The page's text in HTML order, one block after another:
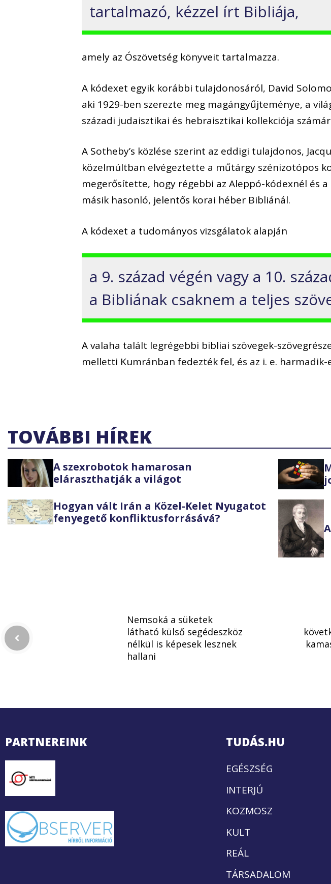
tartalmazó, kézzel írt Bibliája,
amely az Ószövetség könyveit tartalmazza.
A kódexet egyik korábbi tulajdonosáról, David
aki 1929-ben szerezte meg magángyűjteménye, a
századi judaisztikai és hebraisztikai kollekciója
A Sotheby’s közlése szerint az eddigi tulajdonos,
közelmúltban elvégeztette a műtárgy szénizotópos
megerősítette, hogy régebbi az Aleppó-kódexnél és
másik hasonló, jelentős korai héber Bibliánál.
A kódexet a tudományos vizsgálatok alapján
a 9. század végén vagy a 10.
a Bibliának csaknem a teljes
A valaha talált legrégebbi bibliai szövegek-
melletti Kumránban fedezték fel, és az i. e. harmadik-
TOVÁBBI HÍREK
A szexrobotok hamarosan
eláraszthatják a világot
Hogyan vált Irán a Közel-Kelet Nyugatot
fenyegető konfliktusforrásává?
Nemsoká a süketek
látható külső segédeszköz
nélkül is képesek lesznek
hallani
PARTNEREINK TUDÁS.HU
EGÉSZSÉG
INTERJÚ
KOZMOSZ
KULT
REÁL
TÁRSADALOM